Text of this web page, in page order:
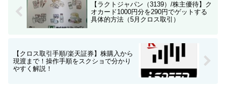
【ラクトジャパン（3139）/株主優待】ク
オカード1000円分を290円でゲットする
具体的方法（5月クロス取引）
【クロス取引手順/楽天証券】株購入から
現渡まで！操作手順をスクショで分かり
やすく解説！